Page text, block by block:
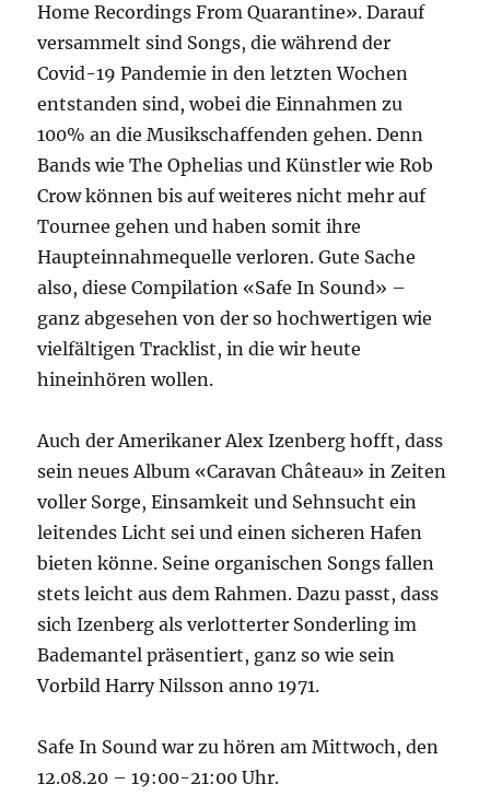
Home Recordings From Quarantine». Darauf
versammelt sind Songs, die während der
Covid-19 Pandemie in den letzten Wochen
entstanden sind, wobei die Einnahmen zu
100% an die Musikschaffenden gehen. Denn
Bands wie The Ophelias und Künstler wie Rob
Crow können bis auf weiteres nicht mehr auf
Tournee gehen und haben somit ihre
Haupteinnahmequelle verloren. Gute Sache
also, diese Compilation «Safe In Sound» –
ganz abgesehen von der so hochwertigen wie
vielfältigen Tracklist, in die wir heute
hineinhören wollen.
Auch der Amerikaner Alex Izenberg hofft, dass
sein neues Album «Caravan Château» in Zeiten
voller Sorge, Einsamkeit und Sehnsucht ein
leitendes Licht sei und einen sicheren Hafen
bieten könne. Seine organischen Songs fallen
stets leicht aus dem Rahmen. Dazu passt, dass
sich Izenberg als verlotterter Sonderling im
Bademantel präsentiert, ganz so wie sein
Vorbild Harry Nilsson anno 1971.
Safe In Sound war zu hören am Mittwoch, den
12.08.20 – 19:00-21:00 Uhr.